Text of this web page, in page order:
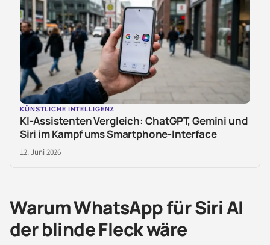
KÜNSTLICHE INTELLIGENZ
KI-Assistenten Vergleich: ChatGPT, Gemini und
Siri im Kampf ums Smartphone-Interface
12. Juni 2026
Warum WhatsApp für Siri AI
der blinde Fleck wäre